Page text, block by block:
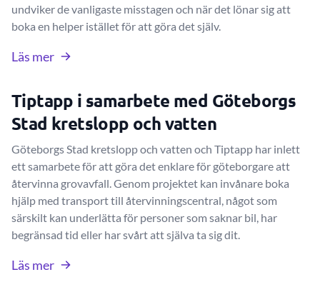
undviker de vanligaste misstagen och när det lönar sig att
boka en helper istället för att göra det själv.
Läs mer
Tiptapp i samarbete med Göteborgs
Stad kretslopp och vatten
Göteborgs Stad kretslopp och vatten och Tiptapp har inlett
ett samarbete för att göra det enklare för göteborgare att
återvinna grovavfall. Genom projektet kan invånare boka
hjälp med transport till återvinningscentral, något som
särskilt kan underlätta för personer som saknar bil, har
begränsad tid eller har svårt att själva ta sig dit.
Läs mer